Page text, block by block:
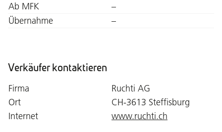
Ab MFK
–
Übernahme
–
Verkäufer kontaktieren
Firma
Ruchti AG
Ort
CH-3613 Steffisburg
Internet
www.ruchti.ch